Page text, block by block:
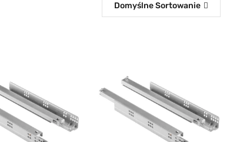
Domyślne Sortowanie